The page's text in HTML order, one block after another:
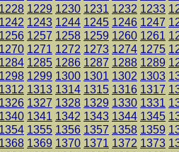
1228 1229 1230 1231 1232 1233
1242 1243 1244 1245 1246 1247
1256 1257 1258 1259 1260 1261
1270 1271 1272 1273 1274 1275
1284 1285 1286 1287 1288 1289
1298 1299 1300 1301 1302 1303
1312 1313 1314 1315 1316 1317
1326 1327 1328 1329 1330 1331
1340 1341 1342 1343 1344 1345
1354 1355 1356 1357 1358 1359
1368 1369 1370 1371 1372 1373